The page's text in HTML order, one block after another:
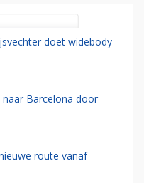
doet widebody-
Barcelona door
route vanaf